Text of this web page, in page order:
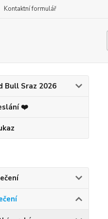
Kontaktní formulář
Bull Sraz 2026
❤️